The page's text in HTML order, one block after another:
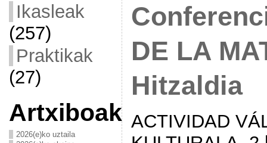
Ikasleak
(257)
Praktikak
(27)
Artxiboak
2026(e)ko uztaila
DE LA
Hitzaldia
ACTIVIDAD